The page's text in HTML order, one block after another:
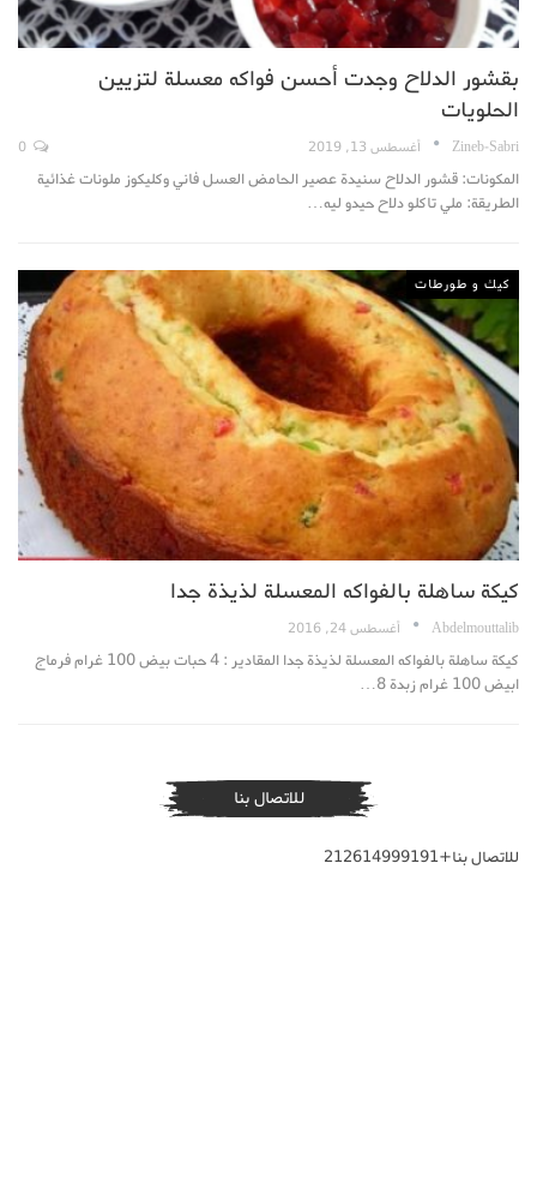
بقشور الدلاح وجدت أحسن فواكه معسلة لتزيين
الحلويات
Zineb-Sabri أغسطس 13, 2019
المكونات: قشور الدلاح سنيدة عصير الحامض العسل فاني وكليكوز ملونات غذائية
الطريقة: ملي تاكلو دلاح حيدو ليه…
كيك و طورطات
كيكة ساهلة بالفواكه المعسلة لذيذة جدا
Abdelmouttalib أغسطس 24, 2016
كيكة ساهلة بالفواكه المعسلة لذيذة جدا المقادير : 4 حبات بيض 100 غرام فرماج
ابيض 100 غرام زبدة 8…
للاتصال بنا
للاتصال بنا+212614999191